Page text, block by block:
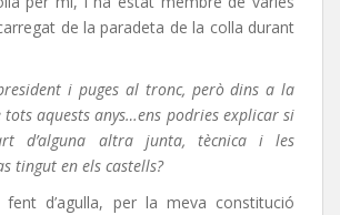
de la paradeta de la colla durant
i puges al tronc, però dins a la
aquests anys…ens podries explicar si
d’alguna altra junta, tècnica i les
tingut en els castells?
fent d’agulla, per la meva constitució